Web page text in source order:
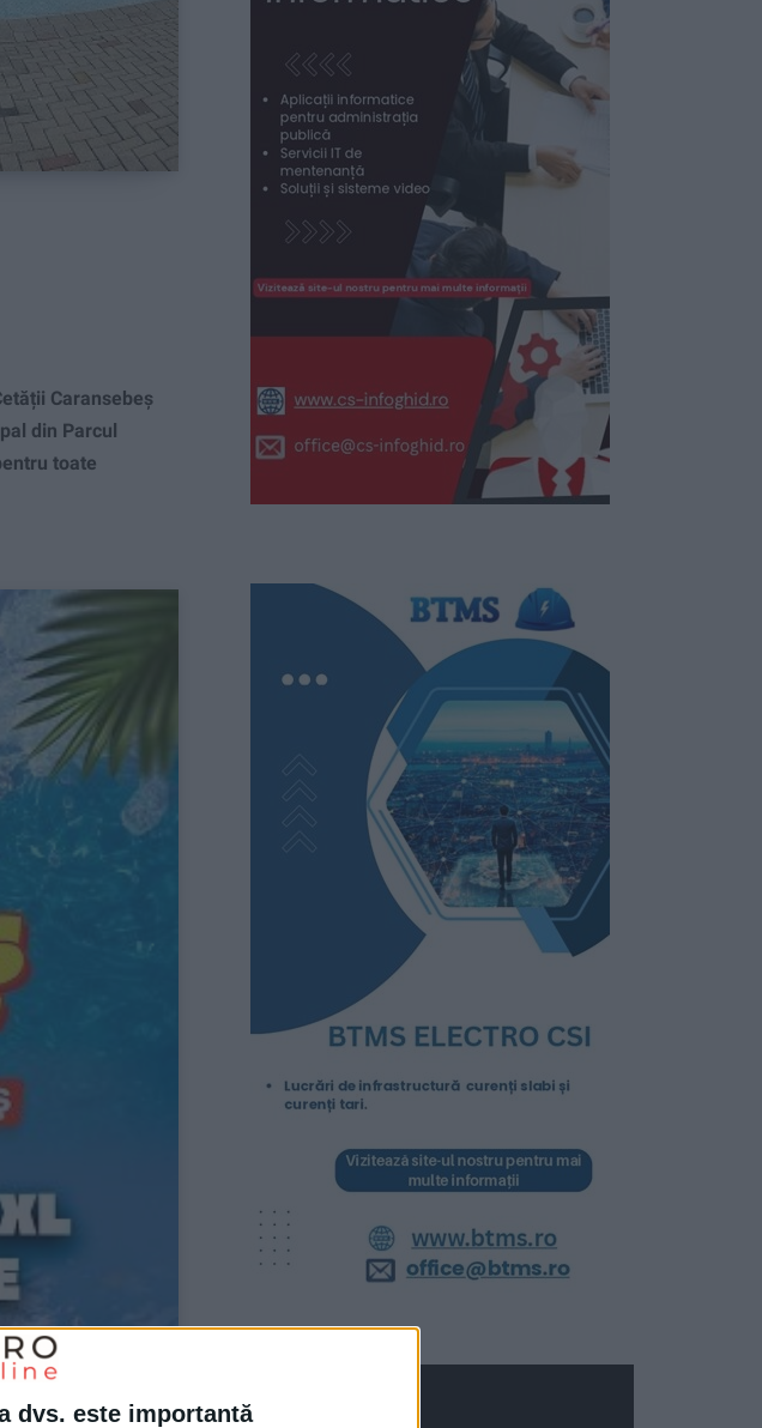
dvs. este importantă
Caransebeș
din Parcul
toate